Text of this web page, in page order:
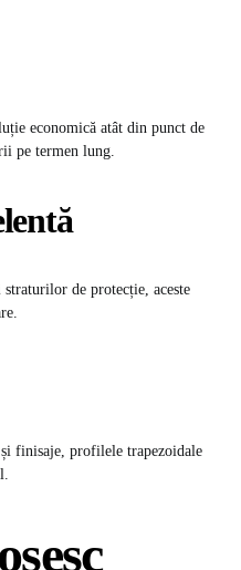
economică atât din punct de
pe termen lung.
de protecție, aceste
finisaje, profilele trapezoidale